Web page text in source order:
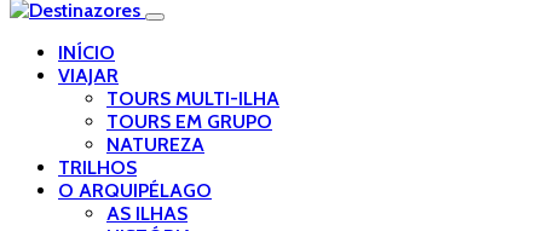
INÍCIO
VIAJAR
TOURS MULTI-ILHA
TOURS EM GRUPO
NATUREZA
TRILHOS
O ARQUIPÉLAGO
AS ILHAS